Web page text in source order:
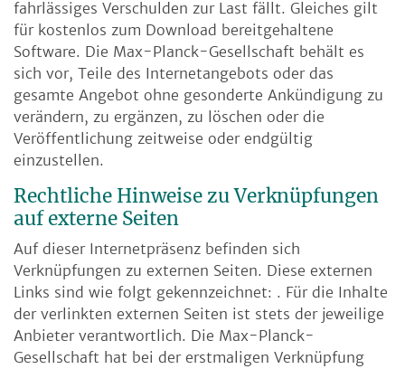
fahrlässiges Verschulden zur Last fällt. Gleiches gilt
für kostenlos zum Download bereitgehaltene
Software. Die Max-Planck-Gesellschaft behält es
sich vor, Teile des Internetangebots oder das
gesamte Angebot ohne gesonderte Ankündigung zu
verändern, zu ergänzen, zu löschen oder die
Veröffentlichung zeitweise oder endgültig
einzustellen.
Rechtliche Hinweise zu Verknüpfungen
auf externe Seiten
Auf dieser Internetpräsenz befinden sich
Verknüpfungen zu externen Seiten. Diese externen
Links sind wie folgt gekennzeichnet: . Für die Inhalte
der verlinkten externen Seiten ist stets der jeweilige
Anbieter verantwortlich. Die Max-Planck-
Gesellschaft hat bei der erstmaligen Verknüpfung